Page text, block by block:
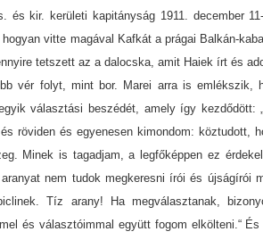
és kir. kerületi kapitányság 1911. december
vitte magával Kafkát a prágai Balkán-
tetszett az a dalocska, amit Haiek írt és
vér folyt, mint bor. Marei arra is emlékszik,
választási beszédét, amely így kezdődött:
röviden és egyenesen kimondom: köztudott,
Minek is tagadjam, a legfőképpen ez
nem tudok megkeresni írói és újságírói
Tíz arany! Ha megválasztanak,
és választóimmal együtt fogom elkölteni.“